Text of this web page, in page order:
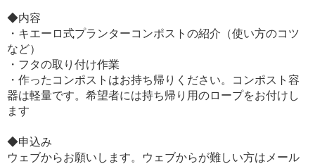
◆内容
・キエーロ式プランターコンポストの紹介（使い方のコツ
など）
・フタの取り付け作業
・作ったコンポストはお持ち帰りください。コンポスト容
器は軽量です。希望者には持ち帰り用のロープをお付けし
ます
◆申込み
ウェブからお願いします。ウェブからが難しい方はメール